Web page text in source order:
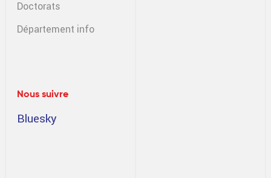
Doctorats
Département info
Nous suivre
Bluesky